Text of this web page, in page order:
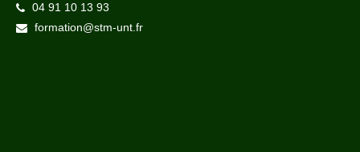
04 91 10 13 93
formation@stm-unt.fr